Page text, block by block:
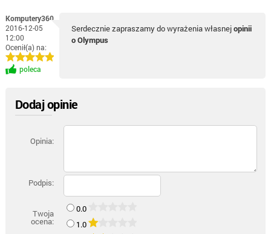
Komputery360
2016-12-05
12:00
Ocenił(a) na:
poleca
Serdecznie zapraszamy do wyrażenia własnejopinii
o Olympus
Dodaj opinie
Opinia:
Podpis:
Twoja
ocena:
0.0
1.0